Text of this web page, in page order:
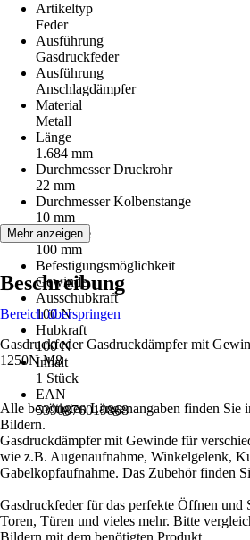
Artikeltyp
Feder
Ausführung
Gasdruckfeder
Ausführung
Anschlagdämpfer
Material
Metall
Länge
1.684 mm
Durchmesser Druckrohr
22 mm
Durchmesser Kolbenstange
10 mm
Hublänge
100 mm
Befestigungsmöglichkeit
Gewinde
Ausschubkraft
100 N
Hubkraft
100 N
Inhalt
1 Stück
EAN
5390876019868
Mehr anzeigen
Beschreibung
Bereich überspringen
Gasdruckfeder Gasdruckdämpfer mit
1250N M8
Alle benötigten Längenangaben finden Sie
Bildern.
Gasdruckdämpfer mit Gewinde für
wie z.B. Augenaufnahme, Winkelgelenk,
Gabelkopfaufnahme. Das Zubehör finden
Gasdruckfeder für das perfekte Öffnen und
Toren, Türen und vieles mehr. Bitte
Bildern mit dem benötigten Produkt.